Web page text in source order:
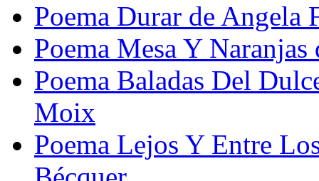
Poema Durar de Angela
Poema Mesa Y
Poema Baladas Del
Moix
Poema Lejos Y Entre